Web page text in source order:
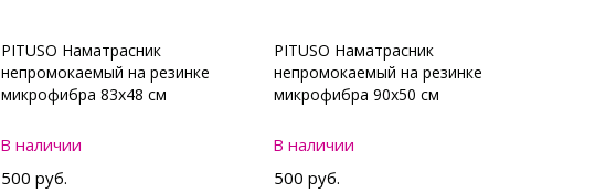
PITUSO Наматрасник
непромокаемый на резинке
микрофибра 83х48 см
В наличии
500 руб.
PITUSO Наматрасник
непромокаемый на резинке
микрофибра 90х50 см
В наличии
500 руб.